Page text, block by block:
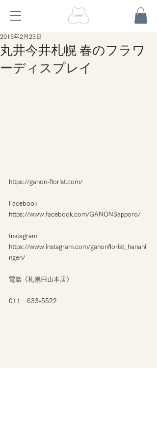
丸井今井札幌 春のフラワ
ーディスプレイ
2019年2月23日
https://ganon-florist.com/
Facebook
https://www.facebook.com/GANONSapporo/
Instagram
https://www.instagram.com/ganonflorist_hanani
ngen/
電話（札幌円山本店）
011－633-5522